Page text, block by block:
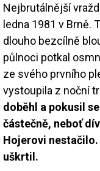
Nejbrutálnější
ledna 1981 v Brně.
dlouho bezcílně
půlnoci potkal
ze svého prvního
vystoupila z noční
doběhl a pokusil
částečně, neboť
Hojerovi
uškrtil.